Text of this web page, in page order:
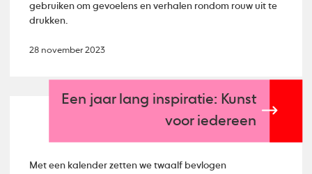
gebruiken om gevoelens en verhalen rondom rouw uit te
drukken.
28 november 2023
Een jaar lang inspiratie: Kunst
voor iedereen
Met een kalender zetten we twaalf bevlogen